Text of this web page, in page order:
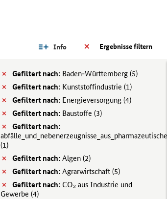
Ergebnisse filtern
Info
Gefiltert nach: Baden-Württemberg (5)
Gefiltert nach: Kunststoffindustrie (1)
Gefiltert nach: Energieversorgung (4)
Gefiltert nach: Baustoffe (3)
Gefiltert nach:
(1)
Gefiltert nach: Algen (2)
Gefiltert nach: Agrarwirtschaft (5)
Gefiltert nach: CO₂ aus Industrie und
Gewerbe (4)